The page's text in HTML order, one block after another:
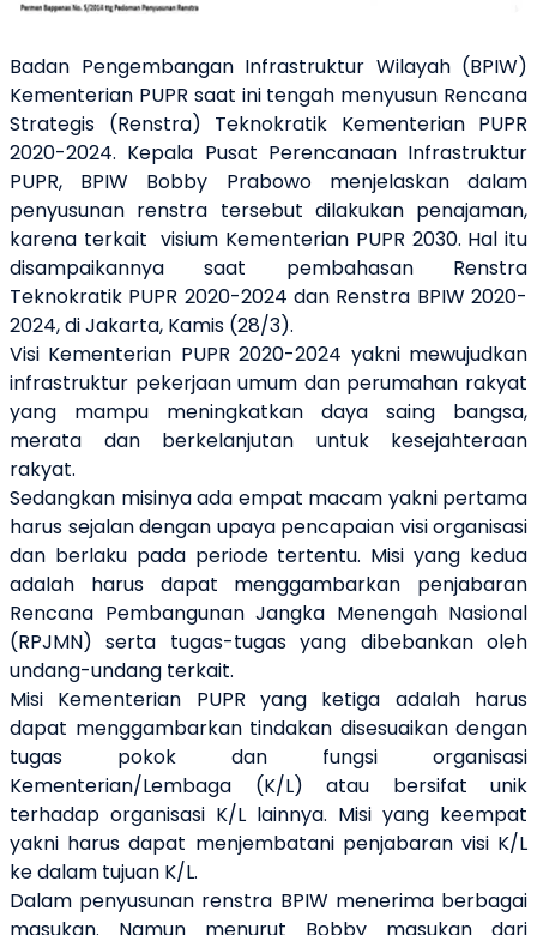
Badan Pengembangan Infrastruktur Wilayah (BPIW)
Kementerian PUPR saat ini tengah menyusun Rencana
Strategis (Renstra) Teknokratik Kementerian PUPR
2020-2024. Kepala Pusat Perencanaan Infrastruktur
PUPR, BPIW Bobby Prabowo menjelaskan dalam
penyusunan renstra tersebut dilakukan penajaman,
karena terkait visium Kementerian PUPR 2030. Hal itu
disampaikannya saat pembahasan Renstra
Teknokratik PUPR 2020-2024 dan Renstra BPIW 2020-
2024, di Jakarta, Kamis (28/3).
Visi Kementerian PUPR 2020-2024 yakni mewujudkan
infrastruktur pekerjaan umum dan perumahan rakyat
yang mampu meningkatkan daya saing bangsa,
merata dan berkelanjutan untuk kesejahteraan
rakyat.
Sedangkan misinya ada empat macam yakni pertama
harus sejalan dengan upaya pencapaian visi organisasi
dan berlaku pada periode tertentu. Misi yang kedua
adalah harus dapat menggambarkan penjabaran
Rencana Pembangunan Jangka Menengah Nasional
(RPJMN) serta tugas-tugas yang dibebankanoleh
undang-undang terkait.
Misi Kementerian PUPR yang ketiga adalah harus
dapat menggambarkan tindakan disesuaikan dengan
tugas pokok dan fungsi organisasi
Kementerian/Lembaga (K/L) atau bersifat unik
terhadap organisasi K/L lainnya. Misi yang keempat
yakni harus dapat menjembatani penjabaran visi K/L
ke dalam tujuan K/L.
Dalam penyusunan renstra BPIW menerima berbagai